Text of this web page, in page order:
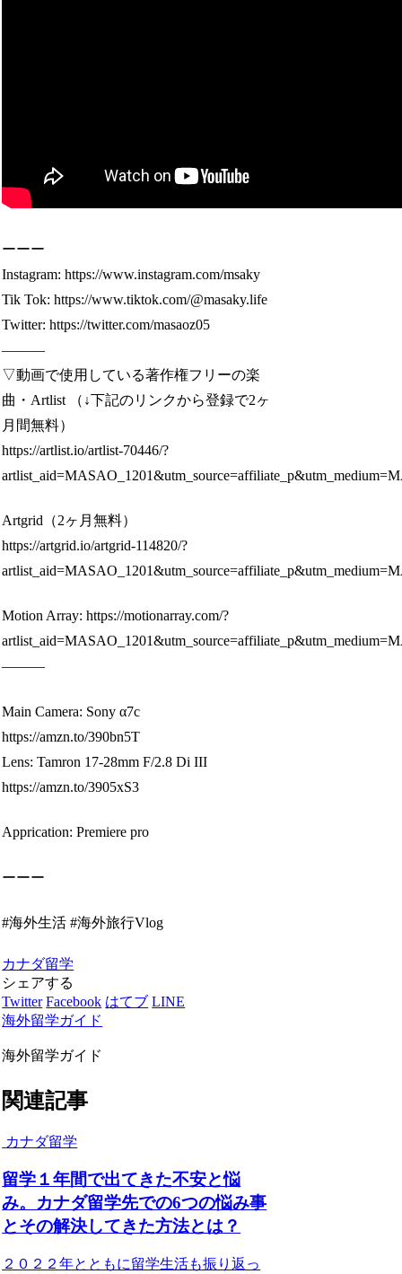
ーーー
Instagram: https://www.instagram.com/msaky
Tik Tok: https://www.tiktok.com/@masaky.life
Twitter: https://twitter.com/masaoz05
―――
▽動画で使用している著作権フリーの楽
曲・Artlist （↓下記のリンクから登録で2ヶ
月間無料）
https://artlist.io/artlist-70446/?
Artgrid（2ヶ月無料）
https://artgrid.io/artgrid-114820/?
Motion Array: https://motionarray.com/?
―――
Main Camera: Sony α7c
https://amzn.to/390bn5T
Lens: Tamron 17-28mm F/2.8 Di III
https://amzn.to/3905xS3
Apprication: Premiere pro
ーーー
#海外生活 #海外旅行Vlog
カナダ留学
シェアする
Twitter Facebook はてブ LINE
海外留学ガイド
海外留学ガイド
関連記事
カナダ留学
留学１年間で出てきた不安と悩
み。カナダ留学先での6つの悩み事
とその解決してきた方法とは？
２０２２年とともに留学生活も振り返っ